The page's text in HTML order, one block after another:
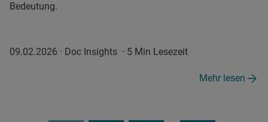
Bedeutung.
09.02.2026 · Doc Insights · 5 Min Lesezeit
Mehr lesen